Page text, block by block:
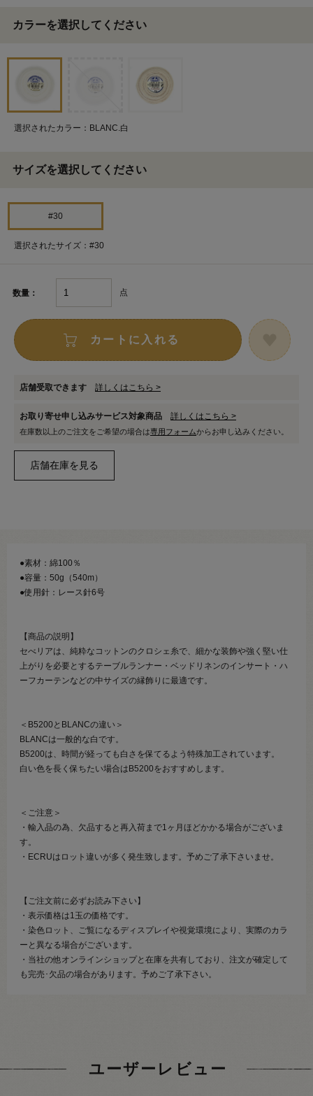
カラーを選択してください
選択されたカラー：BLANC.白
サイズを選択してください
#30
選択されたサイズ：#30
数量： 点
カートに入れる
店舗受取できます 詳しくはこちら >
お取り寄せ申し込みサービス対象商品 詳しくはこちら >
在庫数以上のご注文をご希望の場合は専用フォームからお申し込みください。
●素材：綿100％
●容量：50g（540m）
●使用針：レース針6号
【商品の説明】
セべリアは、純粋なコットンのクロシェ糸で、細かな装飾や強く堅い仕
上がりを必要とするテーブルランナー・ベッドリネンのインサート・ハ
ーフカーテンなどの中サイズの縁飾りに最適です。
＜B5200とBLANCの違い＞
BLANCは一般的な白です。
B5200は、時間が経っても白さを保てるよう特殊加工されています。
白い色を長く保ちたい場合はB5200をおすすめします。
＜ご注意＞
・輸入品の為、欠品すると再入荷まで1ヶ月ほどかかる場合がございま
す。
・ECRUはロット違いが多く発生致します。予めご了承下さいませ。
【ご注文前に必ずお読み下さい】
・表示価格は1玉の価格です。
・染色ロット、ご覧になるディスプレイや視覚環境により、実際のカラ
ーと異なる場合がございます。
・当社の他オンラインショップと在庫を共有しており、注文が確定して
も完売･欠品の場合があります。予めご了承下さい。
ユーザーレビュー